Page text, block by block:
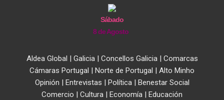
Sábado
8 de Agosto
Aldea Global | Galicia| Concellos Galicia| Comarcas
Cámaras Portugal | Norte de Portugal | Alto Minho
Opinión | Entrevistas | Política| Benestar Social
Comercio | Cultura | Economía | Educación